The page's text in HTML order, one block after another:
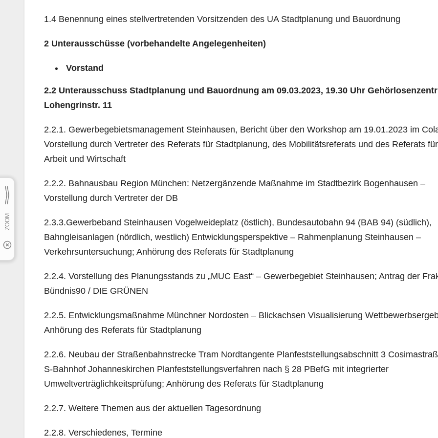
1.4 Benennung eines stellvertretenden Vorsitzenden des UA Stadtplanung und Bauordnung
2 Unterausschüsse (vorbehandelte Angelegenheiten)
Vorstand
2.2 Unterausschuss Stadtplanung und Bauordnung am 09.03.2023, 19.30 Uhr
Lohengrinstr. 11
2.2.1. Gewerbegebietsmanagement Steinhausen, Bericht über den Workshop am 19.01.2023 im
Vorstellung durch Vertreter des Referats für Stadtplanung, des Mobilitätsreferats und des Referats für
Arbeit und Wirtschaft
2.2.2. Bahnausbau Region München: Netzergänzende Maßnahme im Stadtbezirk Bogenhausen –
Vorstellung durch Vertreter der DB
2.3.3.Gewerbeband Steinhausen Vogelweideplatz (östlich), Bundesautobahn 94 (BAB 94) (südlich),
Bahngleisanlagen (nördlich, westlich) Entwicklungsperspektive – Rahmenplanung Steinhausen –
Verkehrsuntersuchung; Anhörung des Referats für Stadtplanung
2.2.4. Vorstellung des Planungsstands zu „MUC East“ – Gewerbegebiet Steinhausen; Antrag der
Bündnis90 / DIE GRÜNEN
2.2.5. Entwicklungsmaßnahme Münchner Nordosten – Blickachsen Visualisierung
Anhörung des Referats für Stadtplanung
2.2.6. Neubau der Straßenbahnstrecke Tram Nordtangente Planfeststellungsabschnitt 3
S-Bahnhof Johanneskirchen Planfeststellungsverfahren nach § 28 PBefG mit integrierter
Umweltverträglichkeitsprüfung; Anhörung des Referats für Stadtplanung
2.2.7. Weitere Themen aus der aktuellen Tagesordnung
2.2.8. Verschiedenes, Termine